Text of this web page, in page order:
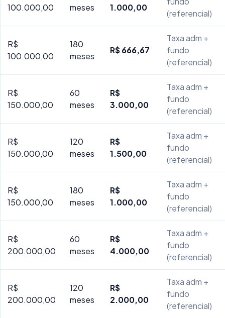
100.000,00
meses
1.000,00
(referencial)
R$
100.000,00
180
meses
R$ 666,67
Taxa adm +
fundo
(referencial)
R$
150.000,00
60
meses
R$
3.000,00
Taxa adm +
fundo
(referencial)
R$
150.000,00
120
meses
R$
1.500,00
Taxa adm +
fundo
(referencial)
R$
150.000,00
180
meses
R$
1.000,00
Taxa adm +
fundo
(referencial)
R$
200.000,00
60
meses
R$
4.000,00
Taxa adm +
fundo
(referencial)
R$
200.000,00
120
meses
R$
2.000,00
Taxa adm +
fundo
(referencial)